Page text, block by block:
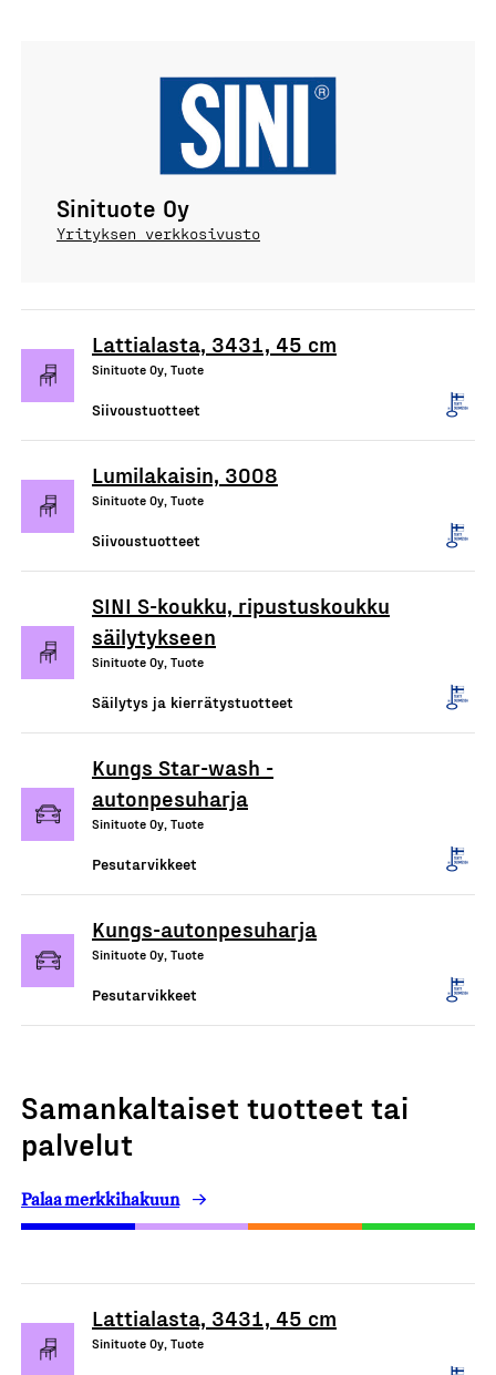
Sinituote Oy
Yrityksen verkkosivusto
Lattialasta, 3431, 45 cm
Sinituote Oy, Tuote
Siivoustuotteet
Lumilakaisin, 3008
Sinituote Oy, Tuote
Siivoustuotteet
SINI S-koukku, ripustuskoukku
säilytykseen
Sinituote Oy, Tuote
Säilytys ja kierrätystuotteet
Kungs Star-wash -
autonpesuharja
Sinituote Oy, Tuote
Pesutarvikkeet
Kungs-autonpesuharja
Sinituote Oy, Tuote
Pesutarvikkeet
Samankaltaiset tuotteet tai
palvelut
Palaa merkkihakuun
Lattialasta, 3431, 45 cm
Sinituote Oy, Tuote